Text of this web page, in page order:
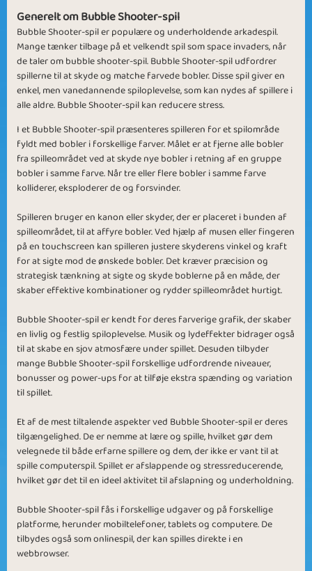
Hidden Animals Multiple Bubbles
Going Far Animal Spins
Animal Kingdom Bubble Struggle
Animal Rescue
Big Bubble Wild Animals
Generelt om Bubble Shooter-spil
Bubble Shooter-spil er populære og underholdende arkadespil.
Mange tænker tilbage på et velkendt spil som space invaders, når
de taler om bubble shooter-spil. Bubble Shooter-spil udfordrer
spillerne til at skyde og matche farvede bobler. Disse spil giver en
enkel, men vanedannende spiloplevelse, som kan nydes af spillere i
alle aldre. Bubble Shooter-spil kan reducere stress.
I et Bubble Shooter-spil præsenteres spilleren for et spilområde
fyldt med bobler i forskellige farver. Målet er at fjerne alle bobler
fra spilleområdet ved at skyde nye bobler i retning af en gruppe
bobler i samme farve. Når tre eller flere bobler i samme farve
kolliderer, eksploderer de og forsvinder.
Spilleren bruger en kanon eller skyder, der er placeret i bunden af
spilleområdet, til at affyre bobler. Ved hjælp af musen eller fingeren
på en touchscreen kan spilleren justere skyderens vinkel og kraft
for at sigte mod de ønskede bobler. Det kræver præcision og
strategisk tænkning at sigte og skyde boblerne på en måde, der
skaber effektive kombinationer og rydder spilleområdet hurtigt.
Bubble Shooter-spil er kendt for deres farverige grafik, der skaber
en livlig og festlig spiloplevelse. Musik og lydeffekter bidrager også
til at skabe en sjov atmosfære under spillet. Desuden tilbyder
mange Bubble Shooter-spil forskellige udfordrende niveauer,
bonusser og power-ups for at tilføje ekstra spænding og variation
til spillet.
Et af de mest tiltalende aspekter ved Bubble Shooter-spil er deres
tilgængelighed. De er nemme at lære og spille, hvilket gør dem
velegnede til både erfarne spillere og dem, der ikke er vant til at
spille computerspil. Spillet er afslappende og stressreducerende,
hvilket gør det til en ideel aktivitet til afslapning og underholdning.
Bubble Shooter-spil fås i forskellige udgaver og på forskellige
platforme, herunder mobiltelefoner, tablets og computere. De
tilbydes også som onlinespil, der kan spilles direkte i en
webbrowser.